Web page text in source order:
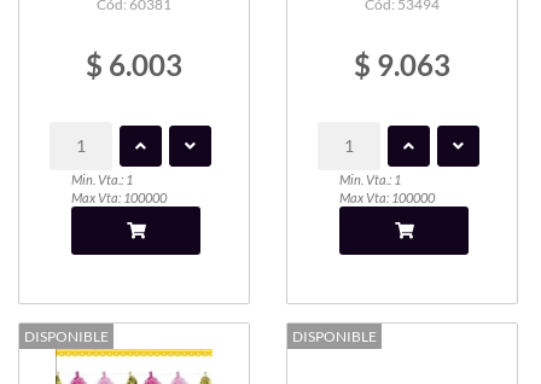
Cód: 60381
$ 6.003
Min. Vta.: 1
Max Vta: 100000
Cód: 53494
$ 9.063
Min. Vta.: 1
Max Vta: 100000
DISPONIBLE DISPONIBLE